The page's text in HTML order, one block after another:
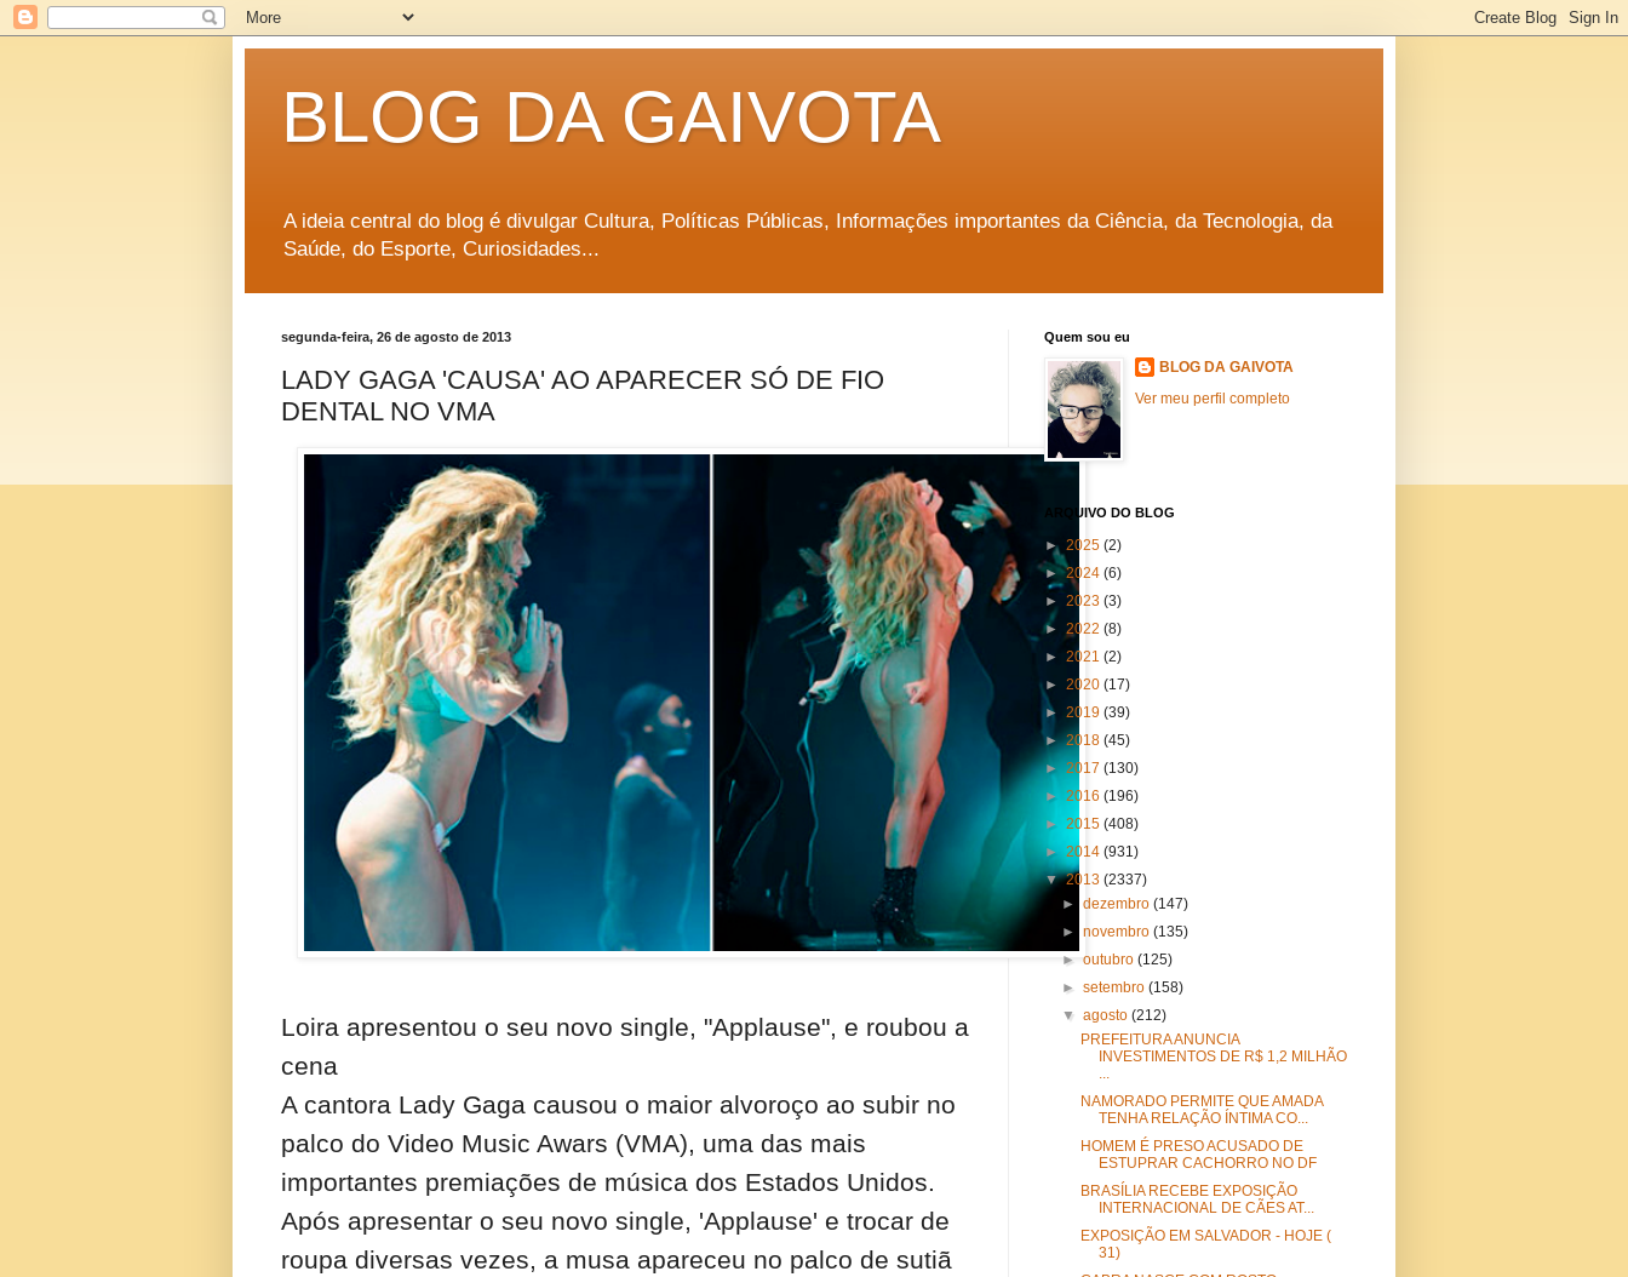
BLOG DA GAIVOTA
A ideia central do blog é divulgar Cultura, Políticas Públicas, Informações importantes da Ciência, da Tecnologia, da
Saúde, do Esporte, Curiosidades...
segunda-feira, 26 de agosto de 2013
LADY GAGA 'CAUSA' AO APARECER SÓ DE FIO
DENTAL NO VMA
Loira apresentou o seu novo single, "Applause", e roubou a
cena
A cantora Lady Gaga causou o maior alvoroço ao subir no
palco do Video Music Awars (VMA), uma das mais
importantes premiações de música dos Estados Unidos.
Após apresentar o seu novo single, 'Applause' e trocar de
roupa diversas vezes, a musa apareceu no palco de sutiã
Quem sou eu
BLOG DA GAIVOTA
Ver meu perfil completo
ARQUIVO DO BLOG
► 2025 (2)
►2024 (6)
► 2023 (3)
► 2022 (8)
► 2021 (2)
► 2020 (17)
► 2019 (39)
►2018 (45)
► 2017 (130)
► 2016 (196)
► 2015 (408)
► 2014 (931)
▼2013 (2337)
►dezembro(147)
►novembro(135)
►outubro(125)
►setembro(158)
▼agosto(212)
PREFEITURA ANUNCIA
INVESTIMENTOS DE R$ 1,2 MILHÃO
...
NAMORADO PERMITE QUE AMADA
TENHA RELAÇÃO ÍNTIMA CO...
HOMEM É PRESO ACUSADO DE
ESTUPRAR CACHORRO NO DF
BRASÍLIA RECEBE EXPOSIÇÃO
INTERNACIONAL DE CÃES AT...
EXPOSIÇÃO EM SALVADOR - HOJE (
31)